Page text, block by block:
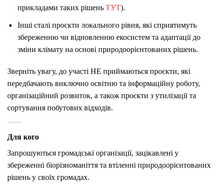
прикладами таких рішень ТУТ).
Інші сталі проєкти локального рівня, які сприятимуть
збереженню чи відновленню екосистем та адаптації до
зміни клімату на основі природоорієнтованих рішень.
Зверніть увагу, до участі НЕ приймаються проєкти, які
передбачають виключно освітню та інформаційну роботу,
організаційний розвиток, а також проєкти з утилізації та
сортування побутових відходів.
Для кого
Запрошуються громадські організації, зацікавлені у
збереженні біорізноманіття та втіленні природоорієнтованих
рішень у своїх громадах.